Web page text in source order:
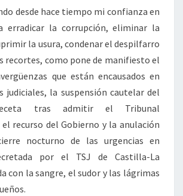
desde hace tiempo mi confianza en
erradicar la corrupción, eliminar la
la usura, condenar el despilfarro
recortes, como pone de manifiesto el
que están encausados en
judiciales, la suspensión cautelar del
tras admitir el Tribunal
recurso del Gobierno y la anulación
nocturno de las urgencias en
por el TSJ de Castilla-La
con la sangre, el sudor y las lágrimas